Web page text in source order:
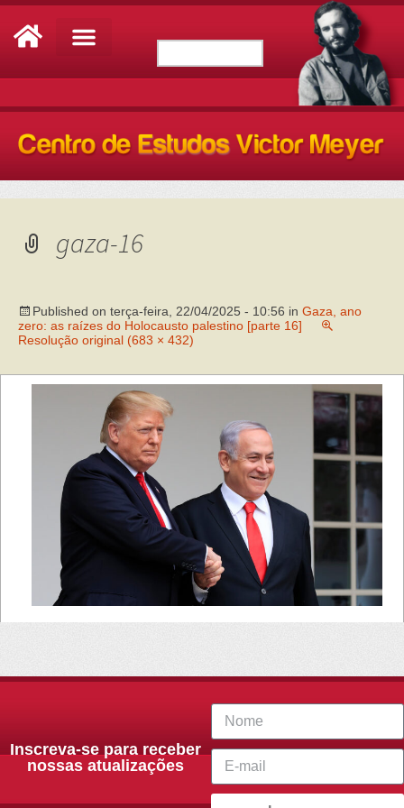
gaza-16
Published on terça-feira, 22/04/2025 - 10:56 in Gaza, ano
zero: as raízes do Holocausto palestino [parte 16]
Resolução original (683 × 432)
Inscreva-se para receber
nossas atualizações